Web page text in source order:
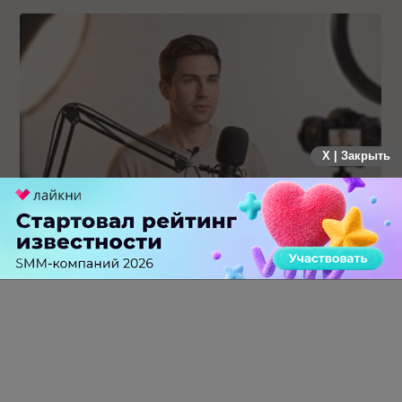
Российский рынок инфлюенс-маркетинга вошел в фазу
стагнации после нескольких лет роста
X | Закрыть